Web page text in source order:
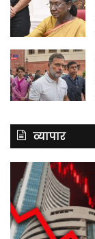
व्यापार